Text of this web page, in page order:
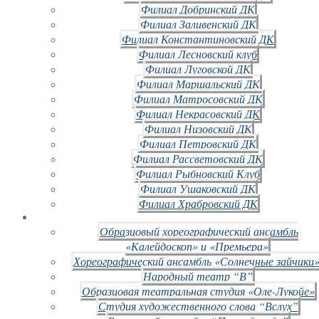
Филиал Добринский ДК
Филиал Заливенский ДК
Филиал Константиновский ДК
Филиал Лесновский клуб
Филиал Луговской ДК
Филиал Маршальский ДК
Филиал Матросовский ДК
Филиал Некрасовский ДК
Филиал Низовский ДК
Филиал Петровский ДК
Филиал Рассветовский ДК
Филиал Рыбновский Клуб
Филиал Ушаковский ДК
Филиал Храбровский ДК
Образцовый хореографический ансамбль
«Калейдоскоп» и «Премьера»
Хореографический ансамбль «Солнечные
Народный театр “В”
Образцовая театральная студия «Оле-Лукойе»
Студия художественного слова “Вслух”